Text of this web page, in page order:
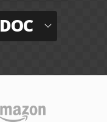
DOC